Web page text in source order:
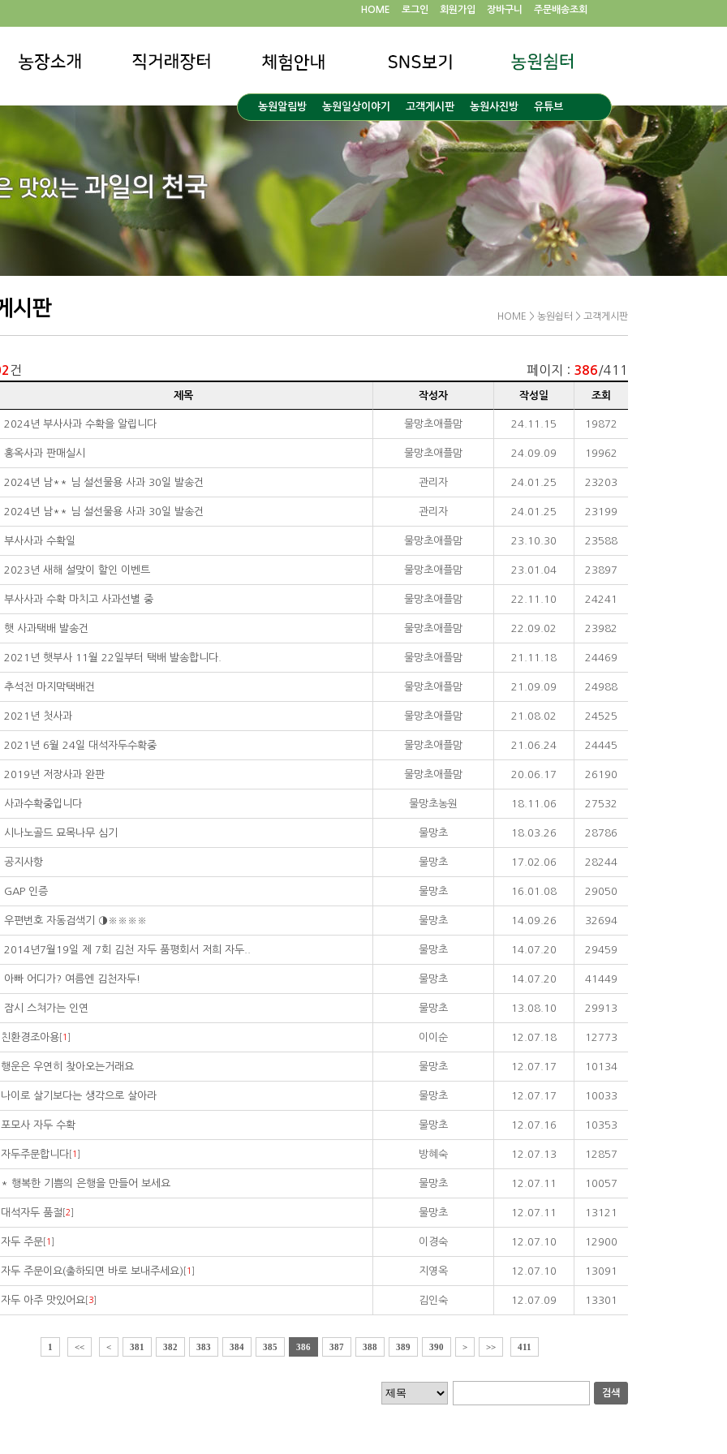
HOME 로그인 회원가입 장바구니 주문배송조회
농원알림방 농원일상이야기 고객게시판 농원사진방 유튜브
시판 HOME > 농원쉼터 > 고객게시판
건 페이지 : 386 /411
다.
제목 작성자 작성일 조회
2024년 부사사과 수확을 알립니다 물망초애플맘 24.11.15 19872
홍옥사과 판매실시 물망초애플맘 24.09.09 19962
2024년 남** 님 설선물용 사과 30일 발송건 관리자 24.01.25 23203
2024년 남** 님 설선물용 사과 30일 발송건 관리자 24.01.25 23199
부사사과 수확일 물망초애플맘 23.10.30 23588
2023년 새해 설맞이 할인 이벤트 물망초애플맘 23.01.04 23897
부사사과 수확 마치고 사과선별 중 물망초애플맘 22.11.10 24241
햇 사과택배 발송건 물망초애플맘 22.09.02 23982
2021년 햇부사 11월 22일부터 택배 발송합니다. 물망초애플맘 21.11.18 24469
추석전 마지막택배건 물망초애플맘 21.09.09 24988
2021년 첫사과 물망초애플맘 21.08.02 24525
2021년 6월 24일 대석자두수확중 물망초애플맘 21.06.24 24445
2019년 저장사과 완판 물망초애플맘 20.06.17 26190
사과수확중입니다 물망초농원 18.11.06 27532
시나노골드 묘목나무 심기 물망초 18.03.26 28786
공지사항 물망초 17.02.06 28244
GAP 인증 물망초 16.01.08 29050
우편번호 자동검색기 ◑※※※※ 물망초 14.09.26 32694
2014년7월19일 제 7회 김천 자두 품평회서 저희 자두.. 물망초 14.07.20 29459
아빠 어디가? 여름엔 김천자두! 물망초 14.07.20 41449
잠시 스쳐가는 인연 물망초 13.08.10 29913
친환경조아용 1 이이순 12.07.18 12773
행운은 우연히 찾아오는거래요 물망초 12.07.17 10134
나이로 살기보다는 생각으로 살아라 물망초 12.07.17 10033
포모사 자두 수확 물망초 12.07.16 10353
자두주문합니다 1 방혜숙 12.07.13 12857
* 행복한 기쁨의 은행을 만들어 보세요 물망초 12.07.11 10057
대석자두 품절 2 물망초 12.07.11 13121
자두 주문 1 이경숙 12.07.10 12900
자두 주문이요(출하되면 바로 보내주세요) 1 지영옥 12.07.10 13091
자두 아주 맛있어요 3 김인숙 12.07.09 13301
1 << < 381 382 383 384 385 386 387 388 389 390 > >> 411
검색